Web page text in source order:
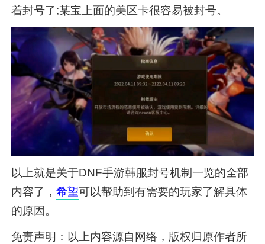
着封号了;某宝上面的美区卡很容易被封号。
以上就是关于DNF手游韩服封号机制一览的全部
内容了， 希望可以帮助到有需要的玩家了解具体
的原因。
免责声明：以上内容源自网络，版权归原作者所